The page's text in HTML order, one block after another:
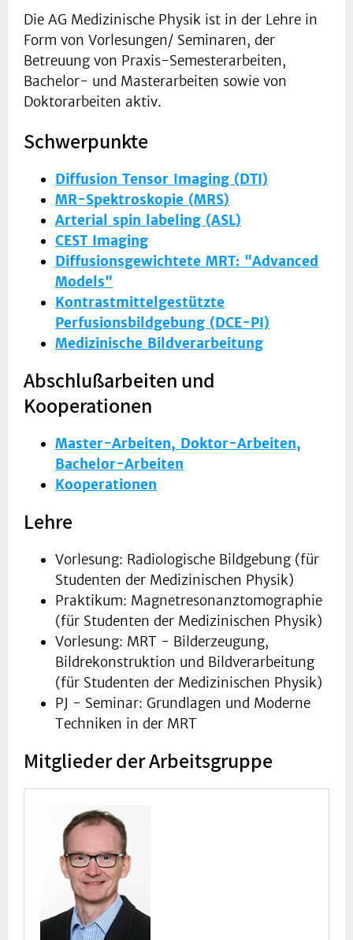
Die AG Medizinische Physik ist in der Lehre in
Form von Vorlesungen/ Seminaren, der
Betreuung von Praxis-Semesterarbeiten,
Bachelor- und Masterarbeiten sowie von
Doktorarbeiten aktiv.
Schwerpunkte
Diffusion Tensor Imaging (DTI)
MR-Spektroskopie (MRS)
Arterial spin labeling (ASL)
CEST Imaging
Diffusionsgewichtete MRT: "Advanced
Models"
Kontrastmittelgestützte
Perfusionsbildgebung (DCE-PI)
Medizinische Bildverarbeitung
Abschlußarbeiten und
Kooperationen
Master-Arbeiten, Doktor-Arbeiten,
Bachelor-Arbeiten
Kooperationen
Lehre
Vorlesung: Radiologische Bildgebung (für
Studenten der Medizinischen Physik)
Praktikum: Magnetresonanztomographie
(für Studenten der Medizinischen Physik)
Vorlesung: MRT - Bilderzeugung,
Bildrekonstruktion und Bildverarbeitung
(für Studenten der Medizinischen Physik)
PJ - Seminar: Grundlagen und Moderne
Techniken in der MRT
Mitglieder der Arbeitsgruppe